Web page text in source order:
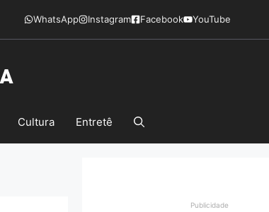
WhatsApp Instagram Facebook YouTube
Cultura Entretê
Publicidade